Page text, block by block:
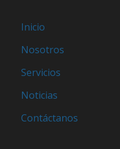
Inicio
Nosotros
Servicios
Noticias
Contáctanos